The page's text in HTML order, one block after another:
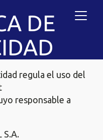
DE
regula el uso del
responsable a
S.A.